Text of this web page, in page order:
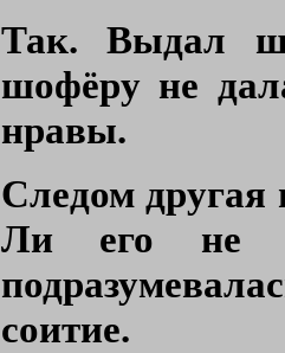
Так. Выдал
шофёру не
нравы.
Следом другая
Ли его не
соитие.